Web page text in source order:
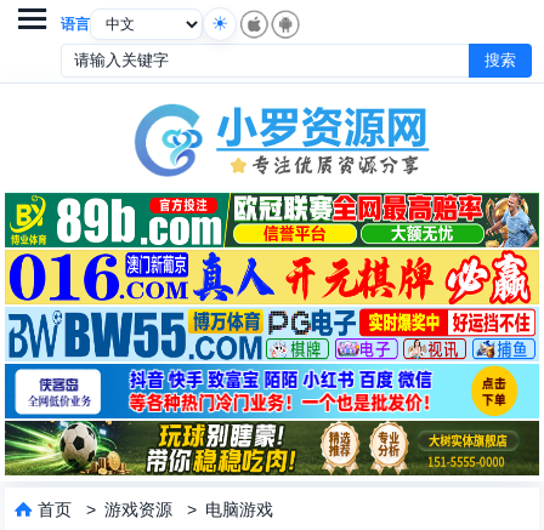
语言

 首页 >游戏资源 > 电脑游戏